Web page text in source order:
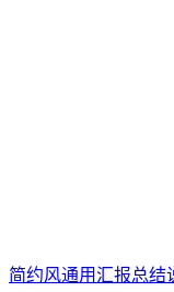
简约风通用汇报总结